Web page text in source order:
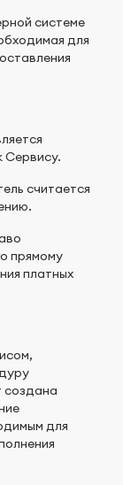
системе
для
Сервису.
считается
прямому
платных
создана
для